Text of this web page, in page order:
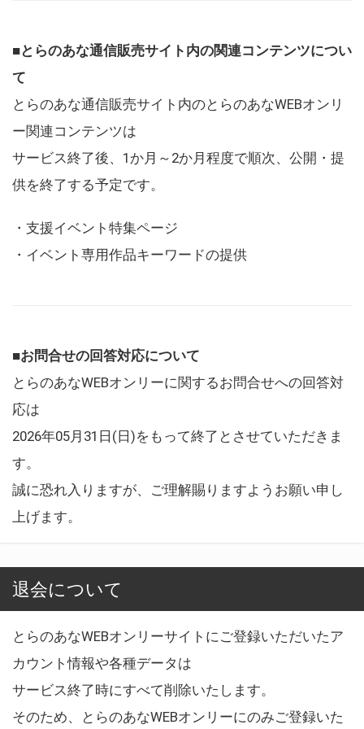
■とらのあな通信販売サイト内の関連コンテンツについ
て
とらのあな通信販売サイト内のとらのあなWEBオンリ
ー関連コンテンツは
サービス終了後、1か月～2か月程度で順次、公開・提
供を終了する予定です。
・支援イベント特集ページ
・イベント専用作品キーワードの提供
■お問合せの回答対応について
とらのあなWEBオンリーに関するお問合せへの回答対
応は
2026年05月31日(日)をもって終了とさせていただきま
す。
誠に恐れ入りますが、ご理解賜りますようお願い申し
上げます。
退会について
とらのあなWEBオンリーサイトにご登録いただいたア
カウント情報や各種データは
サービス終了時にすべて削除いたします。
そのため、とらのあなWEBオンリーにのみご登録いた